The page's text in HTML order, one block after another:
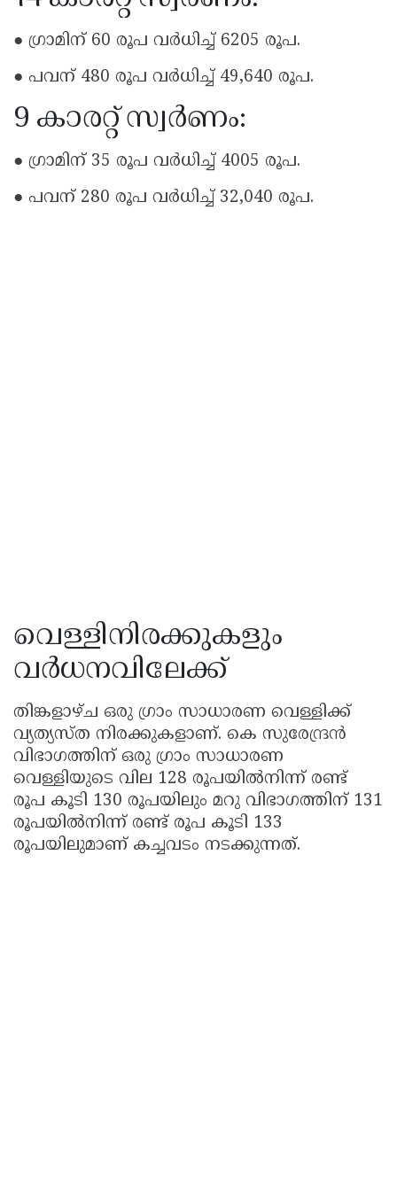
● ഗ്രാമിന് 60 രൂപ വർധിച്ച് 6205 രൂപ.
● പവന് 480 രൂപ വർധിച്ച് 49,640 രൂപ.
9 കാരറ്റ് സ്വർണം:
● ഗ്രാമിന് 35 രൂപ വർധിച്ച് 4005 രൂപ.
● പവന് 280 രൂപ വർധിച്ച് 32,040 രൂപ.
വെള്ളിനിരക്കുകളും
വര്‍ധനവിലേക്ക്
തിങ്കളാഴ്ച ഒരു ഗ്രാം സാധാരണ വെള്ളിക്ക്
വ്യത്യസ്ത നിരക്കുകളാണ്. കെ സുരേന്ദ്രന്‍
വിഭാഗത്തിന് ഒരു ഗ്രാം സാധാരണ
വെള്ളിയുടെ വില 128 രൂപയില്‍നിന്ന് രണ്ട്
രൂപ കൂടി 130 രൂപയിലും മറു വിഭാഗത്തിന് 131
രൂപയില്‍നിന്ന് രണ്ട് രൂപ കൂടി 133
രൂപയിലുമാണ് കച്ചവടം നടക്കുന്നത്.